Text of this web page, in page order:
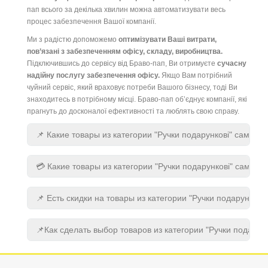
пап всього за декілька хвилин можна автоматизувати весь
процес забезпечення Вашої компанії.
Ми з радістю допоможемо оптимізувати Ваші витрати,
пов’язані з забезпеченням офісу, складу, виробництва.
Підключившись до сервісу від Браво-пап, Ви отримуєте сучасну
надійну послугу забезпечення офісу. Якщо Вам потрібний
чуйний сервіс, який враховує потреби Вашого бізнесу, тоді Ви
знаходитесь в потрібному місці. Браво-пап об’єднує компанії, які
прагнуть до досконалої ефективності та люблять свою справу.
📌 Какие товары из категории "Ручки подарунковi" самые
💳 Какие товары из категории "Ручки подарунковi" самые
📌 Есть скидки на товары из категории "Ручки
📌Как сделать выбор товаров из категории "Ручки